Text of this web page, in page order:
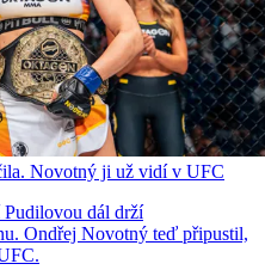
Novotný ji už vidí v UFC
dál drží
Ondřej Novotný teď připustil,